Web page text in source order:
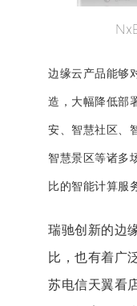
边缘云产品能够
造，大幅降低部
安、智慧社区、
智慧景区等诸多
比的智能计算服
瑞驰创新的边
比，也有着广
苏电信天翼看